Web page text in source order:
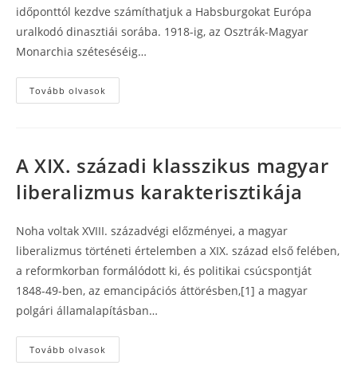
időponttól kezdve számíthatjuk a Habsburgokat Európa
uralkodó dinasztiái sorába. 1918-ig, az Osztrák-Magyar
Monarchia széteséséig…
Tovább olvasok
esszencia
A XIX. századi klasszikus magyar
liberalizmus karakterisztikája
Noha voltak XVIII. századvégi előzményei, a magyar
liberalizmus történeti értelemben a XIX. század első felében,
a reformkorban formálódott ki, és politikai csúcspontját
1848-49-ben, az emancipációs áttörésben,[1] a magyar
polgári államalapításban…
Tovább olvasok
XIX.